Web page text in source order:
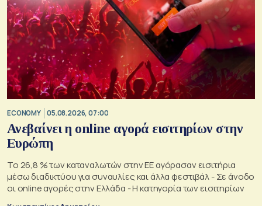
ECONOMY 05.08.2026, 07:00
Ανεβαίνει η online αγορά εισιτηρίων στην
Ευρώπη
Το 26,8 % των καταναλωτών στην ΕΕ αγόρασαν εισιτήρια
μέσω διαδικτύου για συναυλίες και άλλα φεστιβάλ - Σε άνοδο
οι online αγορές στην Ελλάδα - Η κατηγορία των εισιτηρίων